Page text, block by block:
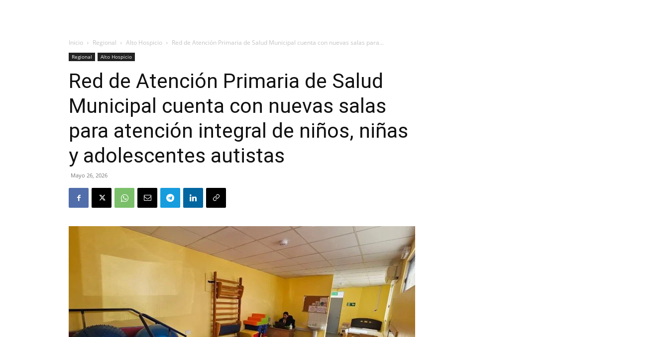
Inicio Regional Alto Hospicio Red de Atención Primaria de Salud Municipal cuenta con nuevas salas para...
Regional Alto Hospicio
Red de Atención Primaria de Salud
Municipal cuenta con nuevas salas
para atención integral de niños, niñas
y adolescentes autistas
Mayo 26, 2026